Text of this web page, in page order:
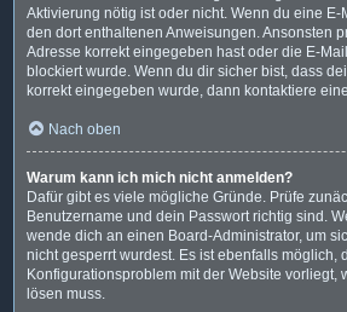
Aktivierung nötig ist oder nicht. Wenn du eine E-
den dort enthaltenen Anweisungen. Ansonsten
Adresse korrekt eingegeben hast oder die E-
blockiert wurde. Wenn du dir sicher bist, dass
korrekt eingegeben wurde, dann kontaktiere
Nach oben
Warum kann ich mich nicht anmelden?
Dafür gibt es viele mögliche Gründe. Prüfe
Benutzername und dein Passwort richtig sind.
wende dich an einen Board-Administrator, um
nicht gesperrt wurdest. Es ist ebenfalls möglich,
Konfigurationsproblem mit der Website vorliegt,
lösen muss.